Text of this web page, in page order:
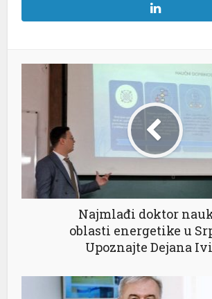
Najmlađi doktor
oblasti energetike u
Upoznajte Dejana